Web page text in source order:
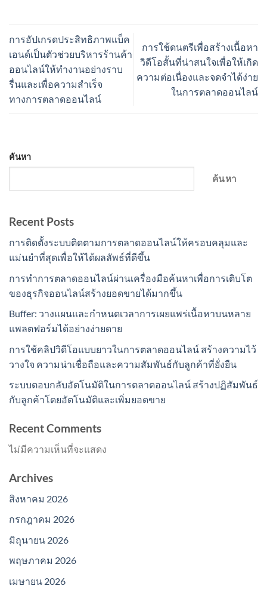
การอัปเกรดประสิทธิภาพแบ็ค
เอนด์เป็นตัวช่วยบริหารร้านค้า
ออนไลน์ให้ทำงานอย่างราบ
รื่นและเพื่อความสำเร็จ
ทางการตลาดออนไลน์
การใช้ดนตรีเพื่อสร้างเนื้อหา
วิดีโอสั้นที่น่าสนใจเพื่อให้เกิด
ความต่อเนื่องและจดจำได้ง่าย
ในการตลาดออนไลน์
ค้นหา
ค้นหา
Recent Posts
การติดตั้งระบบติดตามการตลาดออนไลน์ให้ครอบคลุมและ
แม่นยำที่สุดเพื่อให้ได้ผลลัพธ์ที่ดีขึ้น
การทำการตลาดออนไลน์ผ่านเครื่องมือค้นหาเพื่อการเติบโต
ของธุรกิจออนไลน์สร้างยอดขายได้มากขึ้น
Buffer: วางแผนและกำหนดเวลาการเผยแพร่เนื้อหาบนหลาย
แพลตฟอร์มได้อย่างง่ายดาย
การใช้คลิปวิดีโอแบบยาวในการตลาดออนไลน์ สร้างความไว้
วางใจ ความน่าเชื่อถือและความสัมพันธ์กับลูกค้าที่ยั่งยืน
ระบบตอบกลับอัตโนมัติในการตลาดออนไลน์ สร้างปฏิสัมพันธ์
กับลูกค้าโดยอัตโนมัติและเพิ่มยอดขาย
Recent Comments
ไม่มีความเห็นที่จะแสดง
Archives
สิงหาคม 2026
กรกฎาคม 2026
มิถุนายน 2026
พฤษภาคม 2026
เมษายน 2026